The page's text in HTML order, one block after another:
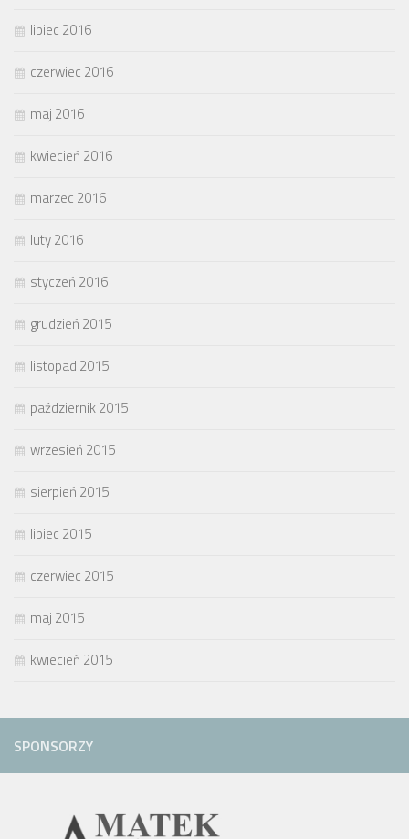
lipiec 2016
czerwiec 2016
maj 2016
kwiecień 2016
marzec 2016
luty 2016
styczeń 2016
grudzień 2015
listopad 2015
październik 2015
wrzesień 2015
sierpień 2015
lipiec 2015
czerwiec 2015
maj 2015
kwiecień 2015
SPONSORZY